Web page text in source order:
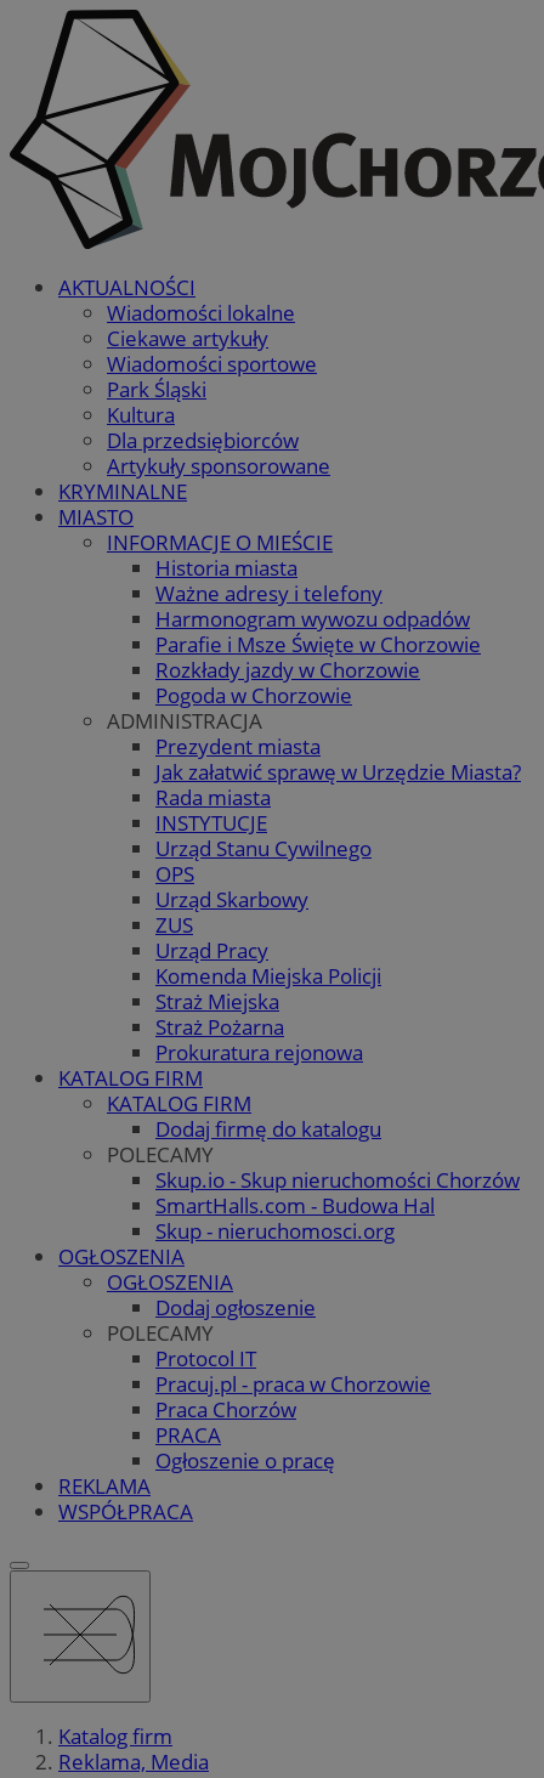
AKTUALNOŚCI
Wiadomości lokalne
Ciekawe artykuły
Wiadomości sportowe
Park Śląski
Kultura
Dla przedsiębiorców
Artykuły sponsorowane
KRYMINALNE
MIASTO
INFORMACJE O MIEŚCIE
Historia miasta
Ważne adresy i telefony
Harmonogram wywozu odpadów
Parafie i Msze Święte w Chorzowie
Rozkłady jazdy w Chorzowie
Pogoda w Chorzowie
ADMINISTRACJA
Prezydent miasta
Jak załatwić sprawę w Urzędzie Miasta?
Rada miasta
INSTYTUCJE
Urząd Stanu Cywilnego
OPS
Urząd Skarbowy
ZUS
Urząd Pracy
Komenda Miejska Policji
Straż Miejska
Straż Pożarna
Prokuratura rejonowa
KATALOG FIRM
KATALOG FIRM
Dodaj firmę do katalogu
POLECAMY
Skup.io - Skup nieruchomości Chorzów
SmartHalls.com - Budowa Hal
Skup - nieruchomosci.org
OGŁOSZENIA
OGŁOSZENIA
Dodaj ogłoszenie
POLECAMY
Protocol IT
Pracuj.pl - praca w Chorzowie
Praca Chorzów
PRACA
Ogłoszenie o pracę
REKLAMA
WSPÓŁPRACA
Katalog firm
Reklama, Media